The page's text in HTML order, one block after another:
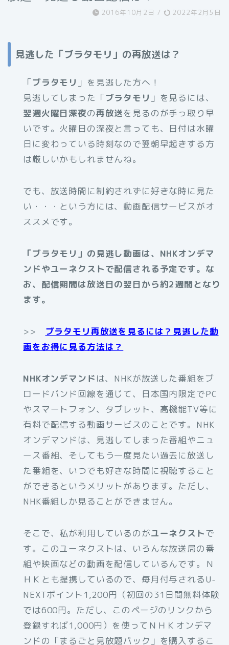
2016年10月2日 / 2022年2月5日
見逃した「ブラタモリ」の再放送は？
「ブラタモリ 」を見逃した方へ！
見逃してしまった「ブラタモリ 」を見るには、
翌週火曜日深夜の再放送を見るのが手っ取り早
いです。火曜日の深夜と言っても、日付は水曜
日に変わっている時刻なので翌朝早起きする方
は厳しいかもしれませんね。
でも、放送時間に制約されずに好きな時に見た
い・・・という方には、動画配信サービスがオ
ススメです。
「ブラタモリ」の見逃し動画は、NHKオンデマ
ンドやユーネクストで配信される予定です。な
お、配信期間は放送日の翌日から約2週間となり
ます。
>> ブラタモリ再放送を見るには？見逃した動
画をお得に見る方法は？
NHKオンデマンド は、NHKが放送した番組をブ
ロードバンド回線を通じて、日本国内限定でPC
やスマートフォン、タブレット、高機能TV等に
有料で配信する動画サービスのことです。NHK
オンデマンドは、見逃してしまった番組やニュ
ース番組、そしてもう一度見たい過去に放送し
た番組を、いつでも好きな時間に視聴すること
ができるというメリットがあります。ただし、
NHK番組しか見ることができません。
そこで、私が利用しているのがユーネクストで
す。このユーネクストは、いろんな放送局の番
組や映画などの動画を配信しているんです。Ｎ
ＨＫとも提携しているので、毎月付与されるU-
NEXTポイント1,200円（初回の31日間無料体験
では600円。ただし、このページのリンクから
登録すれば1,000円）を使ってＮＨＫオンデマ
ンドの「まるごと見放題パック」を購入するこ